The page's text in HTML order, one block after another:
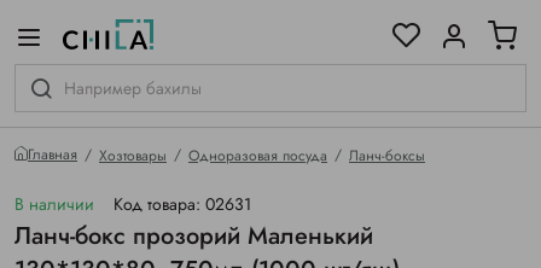
Главная Хозтовары Одноразовая посуда Ланч-боксы
В наличии Код товара: 02631
Ланч-бокс прозорий Маленький
гамме